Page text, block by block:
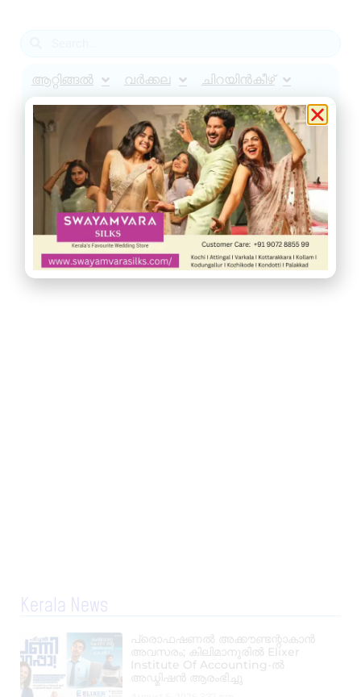
ആറ്റിങ്ങൽ വർക്കല ചിറയിൻകീഴ്
നെടുമങ്ങാട് വാമനപുരം കാട്ടാക്കട
അരുവിക്കര ചുറ്റുവട്ടം ഇൻഫോ
Kerala News
പ്രൊഫഷണൽ അക്കൗണ്ടന്റാകാൻ
അവസരം; കിലിമാനൂരിൽ Elixer
Institute Of Accounting-ൽ
അഡ്മിഷൻ ആരംഭിച്ചു